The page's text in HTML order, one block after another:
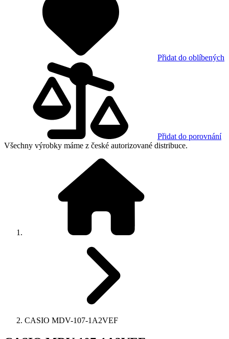
Přidat do oblíbených
Přidat do porovnání
Všechny výrobky máme z české autorizované distribuce.
CASIO MDV-107-1A2VEF